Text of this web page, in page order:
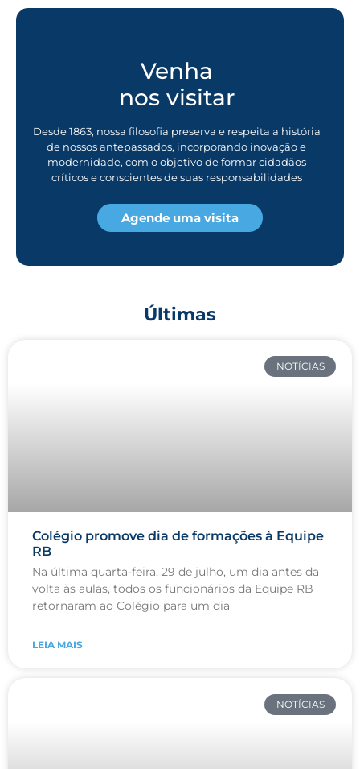
Venha
nos visitar
Desde 1863, nossa filosofia preserva e respeita a história
de nossos antepassados, incorporando inovação e
modernidade, com o objetivo de formar cidadãos
críticos e conscientes de suas responsabilidades
Agende uma visita
Últimas
NOTÍCIAS
Colégio promove dia de formações à Equipe
RB
Na última quarta-feira, 29 de julho, um dia antes da
volta às aulas, todos os funcionários da Equipe RB
retornaram ao Colégio para um dia
LEIA MAIS
NOTÍCIAS